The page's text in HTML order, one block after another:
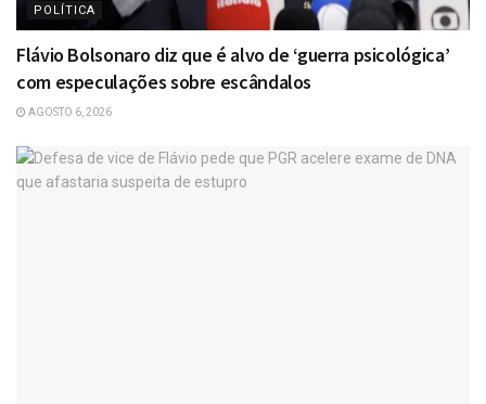
POLÍTICA
Flávio Bolsonaro diz que é alvo de ‘guerra psicológica’
com especulações sobre escândalos
AGOSTO 6, 2026